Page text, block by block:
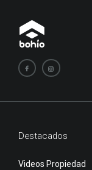
Destacados
Videos Propiedad